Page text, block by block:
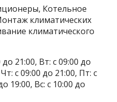
Котельное
климатических
климатического
21:00, Вт: с 09:00 до
с 09:00 до 21:00, Пт: с
19:00, Вс: с 10:00 до